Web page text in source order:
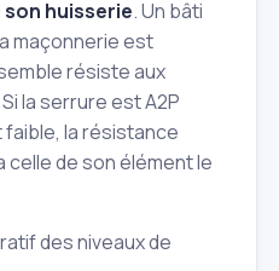
huisserie. Un bâti
maçonnerie est
résiste aux
la serrure est A2P
la résistance
celle de son élément le
des niveaux de